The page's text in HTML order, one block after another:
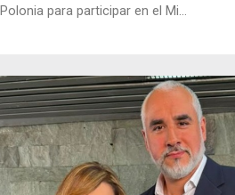
Polonia para participar en el Mi...